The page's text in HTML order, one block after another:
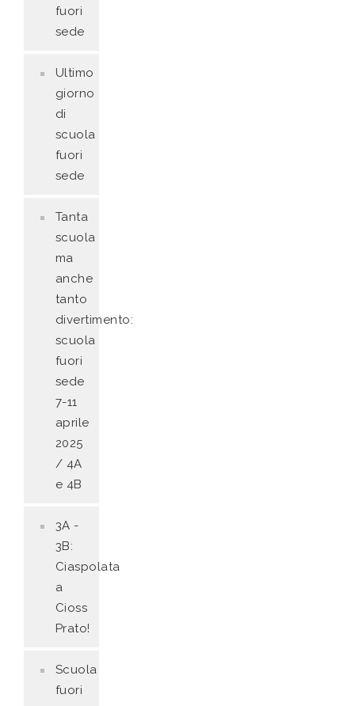
fuori
sede
Ultimo
giorno
di
scuola
fuori
sede
Tanta
scuola
ma
anche
tanto
divertimento:
scuola
fuori
sede
7-11
aprile
2025
/ 4A
e 4B
3A -
3B:
Ciaspolata
a
Cioss
Prato!
Scuola
fuori